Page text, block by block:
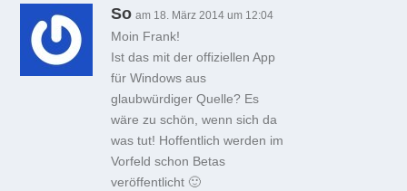
So am 18. März 2014 um 12:04
Moin Frank!
Ist das mit der offiziellen App
für Windows aus
glaubwürdiger Quelle? Es
wäre zu schön, wenn sich da
was tut! Hoffentlich werden im
Vorfeld schon Betas
veröffentlicht 🙂